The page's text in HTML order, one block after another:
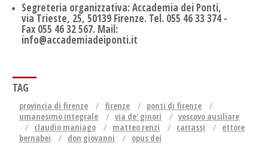
Segreteria organizzativa: Accademia dei Ponti,
via Trieste, 25, 50139 Firenze. Tel. 055 46 33 374 -
Fax 055 46 32 567. Mail:
info@accademiadeiponti.it
TAG
provincia di firenze firenze
ponti di firenze
umanesimo integrale
via de' ginori
vescovo ausiliare
claudio maniago
matteo renzi carrassi
ettore
bernabei
don giovanni opus dei